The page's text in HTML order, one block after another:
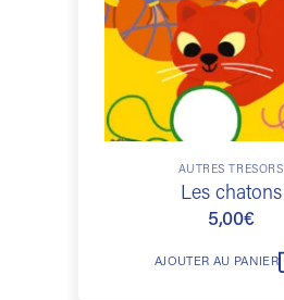
AUTRES TRÉSORS
Les chatons
5,00€
AJOUTER AU PANIER